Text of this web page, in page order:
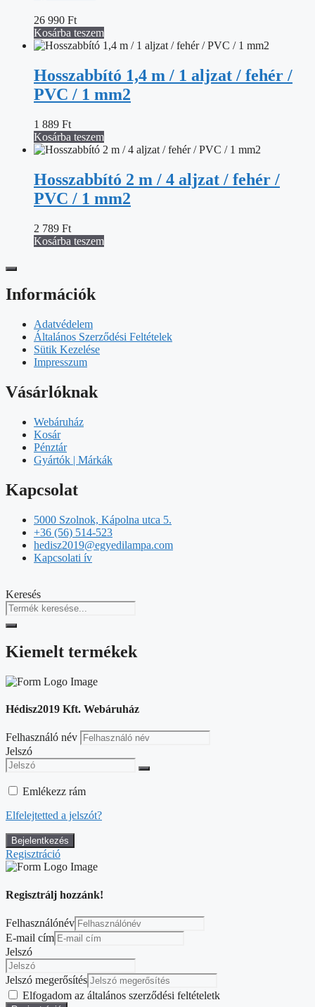
26 990 Ft
Kosárba teszem
Hosszabbító 1,4 m / 1 aljzat / fehér /
PVC / 1 mm2
1 889 Ft
Kosárba teszem
Hosszabbító 2 m / 4 aljzat / fehér /
PVC / 1 mm2
2 789 Ft
Kosárba teszem
Információk
Adatvédelem
Általános Szerződési Feltételek
Sütik Kezelése
Impresszum
Vásárlóknak
Webáruház
Kosár
Pénztár
Gyártók | Márkák
Kapcsolat
5000 Szolnok, Kápolna utca 5.
+36 (56) 514-523
hedisz2019@egyedilampa.com
Kapcsolati ív
Keresés
Kiemelt termékek
Hédisz2019 Kft. Webáruház
Felhasználó név
Jelszó
Emlékezz rám
Elfelejtetted a jelszót?
Regisztráció
Regisztrálj hozzánk!
Felhasználónév
E-mail cím
Jelszó
Jelszó megerősítés
Elfogadom az általános szerződési feltételetk